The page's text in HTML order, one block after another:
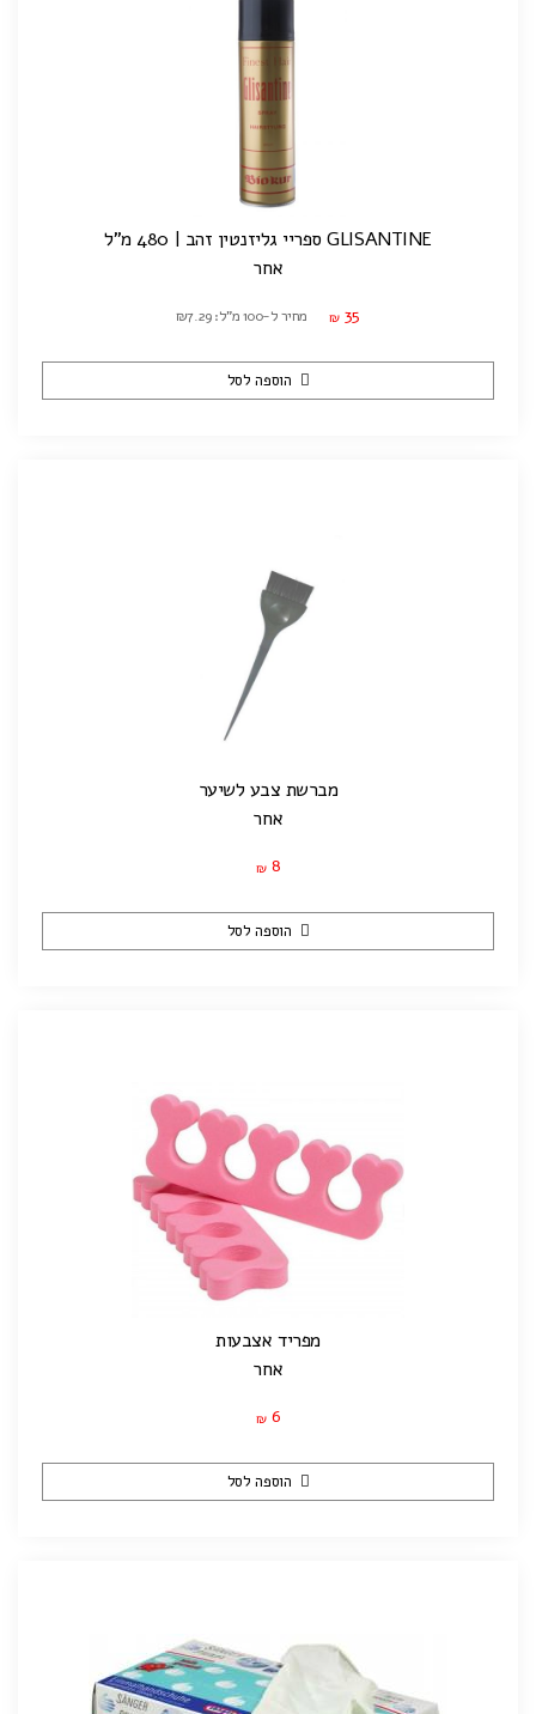
GLISANTINE ספריי גליזנטין זהב | 480 מ"ל
אחר
₪ 35 מחיר ל-100 מ"ל: ₪7.29
הוספה לסל
מברשת צבע לשיער
אחר
₪ 8
הוספה לסל
מפריד אצבעות
אחר
₪ 6
הוספה לסל